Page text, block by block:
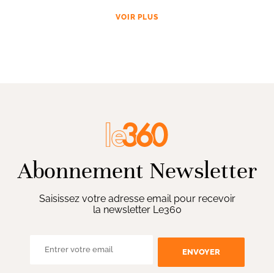
VOIR PLUS
Abonnement Newsletter
Saisissez votre adresse email pour recevoir
la newsletter Le360
ENVOYER